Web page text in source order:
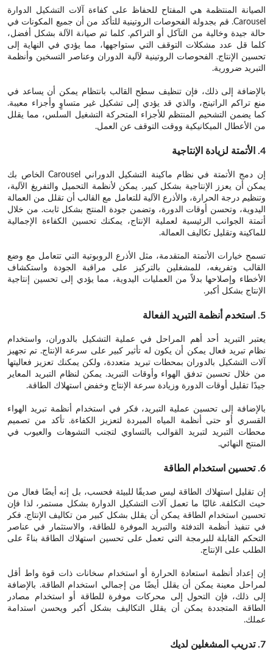
الصيانة المنتظمة هي المفتاح للحفاظ على كفاءة آلات التشكيل الدوارة
Carousel. قم بجدولة الفحوصات الروتينية للتأكد من أن جميع المكونات في
حالة جيدة وخالية من التآكل أو التراكم. كلما تم صيانة الآلة بشكل أفضل،
كلما قل عدد مشكلات التوقف التي ستواجهها، مما يؤدي في النهاية إلى
تحسين الإنتاج. الفحوصات الروتينية لآلية الدوران وعناصر التسخين وأنظمة
التبريد ضرورية.
بالإضافة إلى ذلك، فإن تنظيف سطح القالب بانتظام يمكن أن يساعد في
منع تراكم الراتينج، والذي قد يؤدي إلى تشكيل غير متساوٍ وأجزاء معيبة.
كما يضمن التشحيم المنتظم للأجزاء المتحركة التشغيل السلس، مما يقلل
من الأعطال الميكانيكية ووقت التوقف عن العمل.
4. الأتمتة لزيادة الإنتاجية
إن دمج الأتمتة في نظام ماكينة التشكيل الدوراني Carousel الخاص بك
يمكن أن يعزز الإنتاجية بشكل كبير. يمكن لأنظمة التحميل والتفريغ الآلية،
وتنظيم درجة الحرارة، والأذرع الآلية للتعامل مع القالب أن تقلل من العمالة
اليدوية، وتحسن أوقات الدورة، وتضمن جودة المنتج بشكل ثابت. من خلال
أتمتة الجوانب الرئيسية لعملية الإنتاج، يمكنك تحسين الكفاءة الإجمالية
للماكينة وتقليل تكاليف العمالة.
تسمح خيارات الأتمتة المتقدمة، مثل الأذرع الروبوتية التي تتعامل مع وضع
القالب وتفريغه، للمشغلين بالتركيز على مراقبة الجودة واستكشاف
الأخطاء وإصلاحها بدلاً من العمليات اليدوية، مما يؤدي إلى تحسين إنتاجية
الإنتاج بشكل أكبر.
5. استخدم أنظمة التبريد الفعالة
يعتبر التبريد أحد أهم المراحل في عملية التشكيل بالدوران، واستخدام
نظام تبريد فعال يمكن أن يكون له تأثير كبير على سرعة الإنتاج. تم تجهيز
آلات التشكيل بالدوران بمحطات تبريد متعددة، ولكن يمكنك تعزيز فعاليتها
من خلال تحسين تدفق الهواء وأوقات التبريد. يمكن لنظام التبريد المعاير
جيدًا تقليل أوقات الدورة وزيادة سرعة الإنتاج وخفض استهلاك الطاقة.
بالإضافة إلى تحسين عملية التبريد، فكر في استخدام أنظمة تبريد الهواء
القسري أو حتى أنظمة المياه المبردة لتعزيز الكفاءة. تأكد من تصميم
محطات التبريد لتبريد القوالب بالتساوي لتجنب التشوهات والعيوب في
المنتج النهائي.
6. تحسين استخدام الطاقة
إن تقليل استهلاك الطاقة ليس صديقًا للبيئة فحسب، بل إنه أيضًا فعال من
حيث التكلفة. غالبًا ما تعمل آلات التشكيل الدوارة بشكل مستمر، لذا فإن
تحسين استخدام الطاقة يمكن أن يقلل بشكل كبير من تكاليف الإنتاج. فكر
في تنفيذ أنظمة التدفئة والتبريد الموفرة للطاقة، والاستثمار في عناصر
التحكم القابلة للبرمجة التي تعمل على تحسين استهلاك الطاقة بناءً على
الطلب على الإنتاج.
إن إعداد أنظمة استعادة الحرارة أو استخدام سخانات ذات قوة واط أقل
لمراحل معينة يمكن أن يقلل أيضًا من إجمالي استخدام الطاقة. بالإضافة
إلى ذلك، فإن التحول إلى محركات موفرة للطاقة أو استخدام مصادر
الطاقة المتجددة يمكن أن يقلل التكاليف بشكل أكبر ويحسن استدامة
عملك.
7. تدريب المشغلين لديك